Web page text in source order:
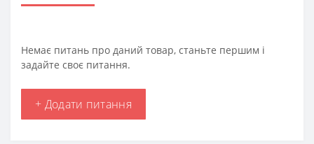
Немає питань про даний товар, станьте першим і
задайте своє питання.
+ Додати питання